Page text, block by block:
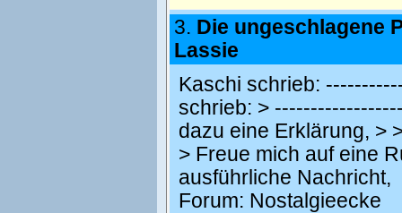
3. Die ungeschlagene
Lassie
Kaschi schrieb:
schrieb: >
dazu eine Erklärung, >
> Freue mich auf eine
ausführliche Nachricht,
Forum: Nostalgieecke